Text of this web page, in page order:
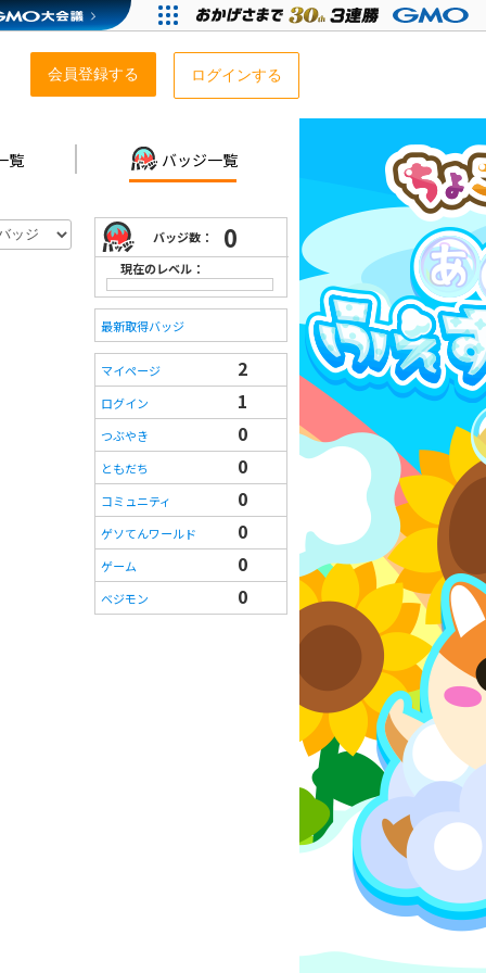
会員登録する ログインする
覧 バッジ一覧
バッジ数： 0
現在のレベル：
最新取得バッジ
マイページ 2
ログイン 1
つぶやき 0
ともだち 0
コミュニティ 0
ゲソてんワールド 0
ゲーム 0
ベジモン 0